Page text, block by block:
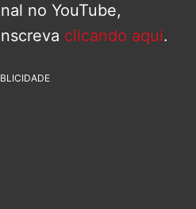
no YouTube,
clicando aqui.